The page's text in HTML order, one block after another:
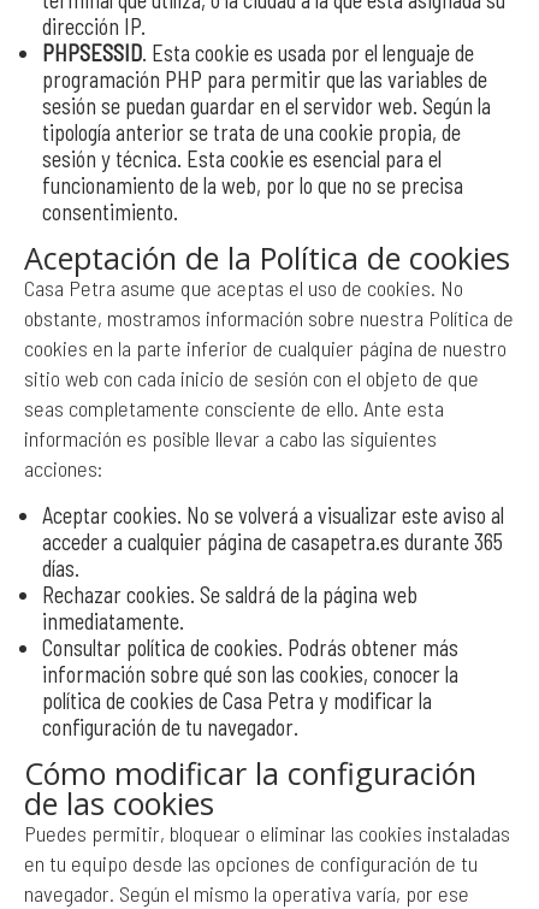
dirección IP.
PHPSESSID. Esta cookie es usada por el lenguaje de
programación PHP para permitir que las variables de
sesión se puedan guardar en el servidor web. Según la
tipología anterior se trata de una cookie propia, de
sesión y técnica. Esta cookie es esencial para el
funcionamiento de la web, por lo que no se precisa
consentimiento.
Aceptación de la Política de cookies
Casa Petra asume que aceptas el uso de cookies. No
obstante, mostramos información sobre nuestra Política de
cookies en la parte inferior de cualquier página de nuestro
sitio web con cada inicio de sesión con el objeto de que
seas completamente consciente de ello. Ante esta
información es posible llevar a cabo las siguientes
acciones:
Aceptar cookies. No se volverá a visualizar este aviso al
acceder a cualquier página de casapetra.es durante 365
días.
Rechazar cookies. Se saldrá de la página web
inmediatamente.
Consultar política de cookies. Podrás obtener más
información sobre qué son las cookies, conocer la
política de cookies de Casa Petra y modificar la
configuración de tu navegador.
Cómo modificar la configuración
de las cookies
Puedes permitir, bloquear o eliminar las cookies instaladas
en tu equipo desde las opciones de configuración de tu
navegador. Según el mismo la operativa varía, por ese